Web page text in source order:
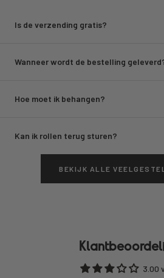
Is de verzending gratis?
Wanneer wordt de bestelling
Hoe moet ik behangen?
Kan ik rollen terug sturen?
BEKIJK ALLE
3.00